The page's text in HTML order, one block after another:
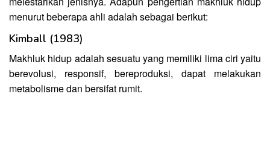
menurut beberapa ahli adalah sebagai berikut:
Kimball (1983)
Makhluk hidup adalah sesuatu yang memiliki lima ciri yaitu
berevolusi, responsif, bereproduksi, dapat melakukan
metabolisme dan bersifat rumit.